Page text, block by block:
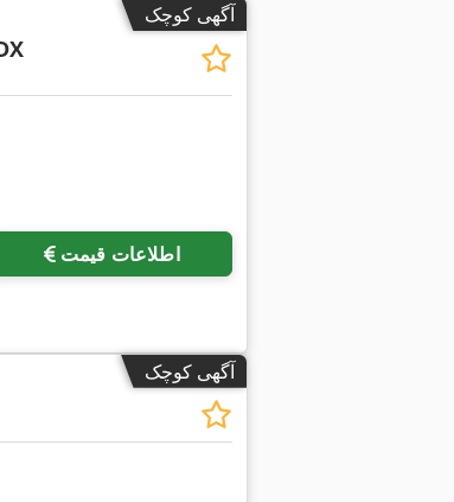
آگهی کوچک
اطلاعات قیمت
آگهی کوچک